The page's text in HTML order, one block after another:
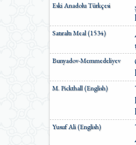
Eski Anadolu Türkçesi
Satıraltı Meal (1534)
Bunyadov-Memmedeliyev
M. Pickthall (English)
Yusuf Ali (English)